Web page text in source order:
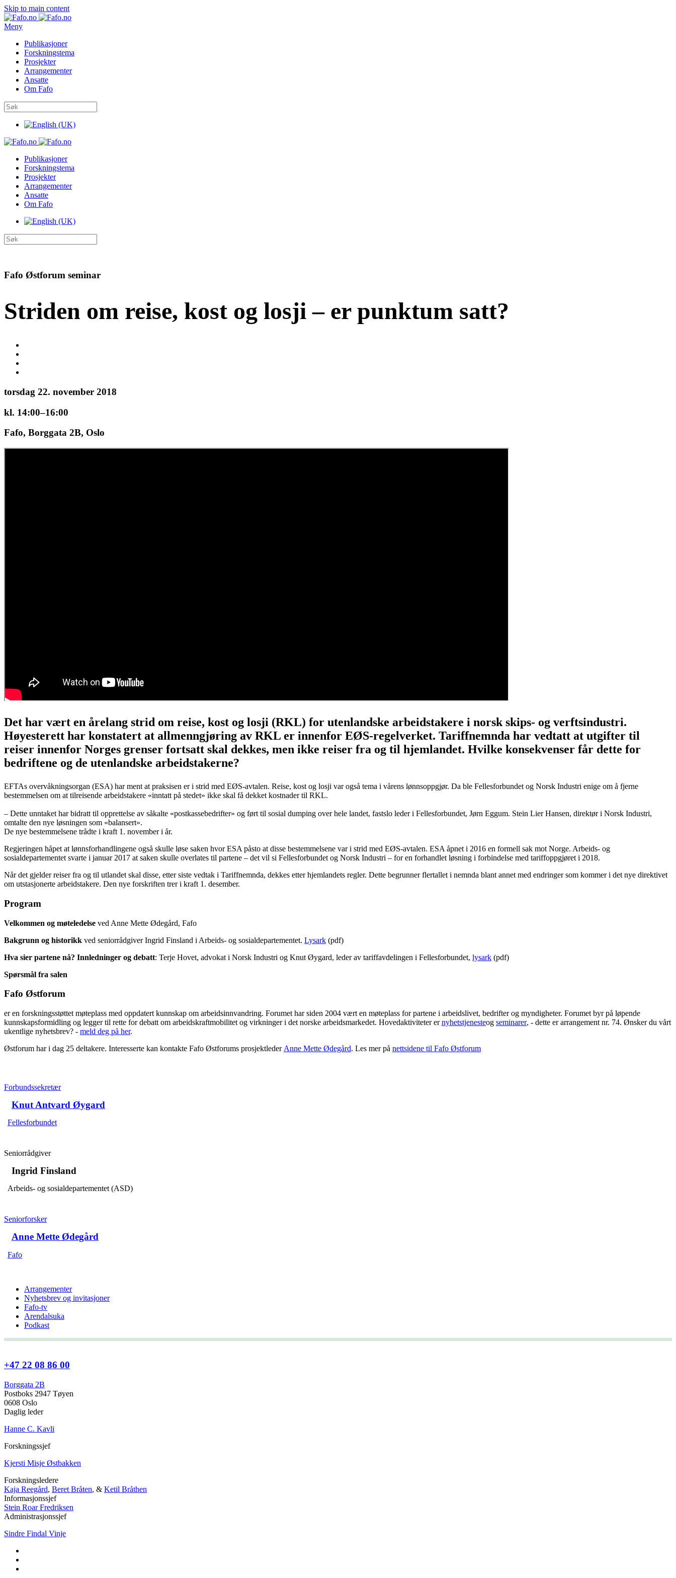
Skip to main content
Meny
Publikasjoner
Forskningstema
Prosjekter
Arrangementer
Ansatte
Om Fafo
Publikasjoner
Forskningstema
Prosjekter
Arrangementer
Ansatte
Om Fafo
Fafo Østforum seminar
Striden om reise, kost og losji – er punktum satt?
torsdag 22. november 2018
kl. 14:00–16:00
Fafo, Borggata 2B, Oslo
Det har vært en årelang strid om reise, kost og losji (RKL) for utenlandske arbeidstakere i norsk skips- og verftsindustri.
Høyesterett har konstatert at allmenngjøring av RKL er innenfor EØS-regelverket. Tariffnemnda har vedtatt at utgifter til
reiser innenfor Norges grenser fortsatt skal dekkes, men ikke reiser fra og til hjemlandet. Hvilke konsekvenser får dette for
bedriftene og de utenlandske arbeidstakerne?
EFTAs overvåkningsorgan (ESA) har ment at praksisen er i strid med EØS-avtalen. Reise, kost og losji var også tema i vårens lønnsoppgjør. Da ble Fellesforbundet og Norsk Industri enige om å fjerne
bestemmelsen om at tilreisende arbeidstakere «inntatt på stedet» ikke skal få dekket kostnader til RKL.
– Dette unntaket har bidratt til opprettelse av såkalte «postkassebedrifter» og ført til sosial dumping over hele landet, fastslo leder i Fellesforbundet, Jørn Eggum. Stein Lier Hansen, direktør i Norsk Industri,
omtalte den nye løsningen som «balansert».
De nye bestemmelsene trådte i kraft 1. november i år.
Regjeringen håpet at lønnsforhandlingene også skulle løse saken hvor ESA påsto at disse bestemmelsene var i strid med EØS-avtalen. ESA åpnet i 2016 en formell sak mot Norge. Arbeids- og
sosialdepartementet svarte i januar 2017 at saken skulle overlates til partene – det vil si Fellesforbundet og Norsk Industri – for en forhandlet løsning i forbindelse med tariffoppgjøret i 2018.
Når det gjelder reiser fra og til utlandet skal disse, etter siste vedtak i Tariffnemnda, dekkes etter hjemlandets regler. Dette begrunner flertallet i nemnda blant annet med endringer som kommer i det nye direktivet
om utstasjonerte arbeidstakere. Den nye forskriften trer i kraft 1. desember.
Program
Velkommen og møteledelse ved Anne Mette Ødegård, Fafo
Bakgrunn og historikk ved seniorrådgiver Ingrid Finsland i Arbeids- og sosialdepartementet. Lysark (pdf)
Hva sier partene nå? Innledninger og debatt: Terje Hovet, advokat i Norsk Industri og Knut Øygard, leder av tariffavdelingen i Fellesforbundet, lysark (pdf)
Spørsmål fra salen
Fafo Østforum
er en forskningsstøttet møteplass med oppdatert kunnskap om arbeidsinnvandring. Forumet har siden 2004 vært en møteplass for partene i arbeidslivet, bedrifter og myndigheter. Forumet byr på løpende
kunnskapsformidling og legger til rette for debatt om arbeidskraftmobilitet og virkninger i det norske arbeidsmarkedet. Hovedaktiviteter ernyhetstjenesteog seminarer, - dette er arrangement nr. 74. Ønsker du vårt
ukentlige nyhetsbrev? - meld deg på her.
Østforum har i dag 25 deltakere. Interesserte kan kontakte Fafo Østforums prosjektleder Anne Mette Ødegård. Les mer på nettsidene til Fafo Østforum
Forbundssekretær
Knut Antvard Øygard
Fellesforbundet
Seniorrådgiver
Ingrid Finsland
Arbeids- og sosialdepartementet (ASD)
Seniorforsker
Anne Mette Ødegård
Fafo
Arrangementer
Nyhetsbrev og invitasjoner
Fafo-tv
Arendalsuka
Podkast
+47 22 08 86 00
Borggata 2B
Postboks 2947 Tøyen
0608 Oslo
Daglig leder
Hanne C. Kavli
Forskningssjef
Kjersti Misje Østbakken
Forskningsledere
Kaja Reegård, Beret Bråten, & Ketil Bråthen
Informasjonssjef
Stein Roar Fredriksen
Administrasjonssjef
Sindre Findal Vinje